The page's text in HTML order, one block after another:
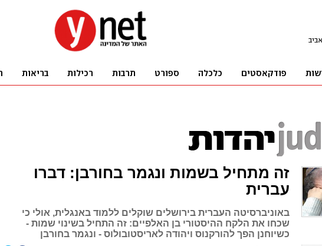
זה מתחיל בשמות ונגמר בחורבן: דברו
עברית
באוניברסיטה העברית בירושלים שוקלים ללמוד באנגלית, אולי כי
שכחו את הלקח ההיסטורי בן האלפיים: זה התחיל בשינוי שמות -
כשיוחנן הפך להורקנוס ויהודה לאריסטובולוס - ונגמר בחורבן